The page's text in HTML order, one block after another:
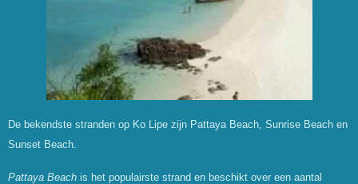
De bekendste stranden op Ko Lipe zijn Pattaya Beach, Sunrise Beach en
Sunset Beach.
Pattaya Beach is het populairste strand en beschikt over een aantal